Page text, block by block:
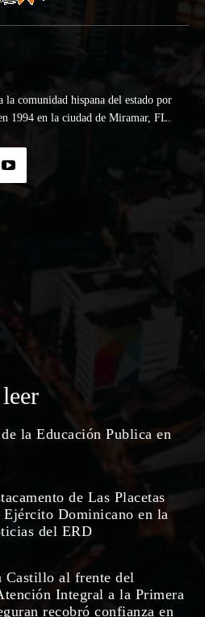
comunidad hispana del estado por
1994 en la ciudad de Miramar, FL.
la Educación Publica en
de Las Placetas
Dominicano en la
del ERD
Castillo al frente del
Integral a la Primera
recobró confianza en